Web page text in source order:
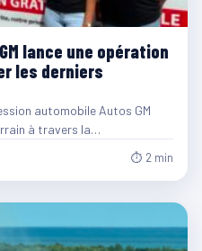
lance une opération
les derniers
automobile Autos GM
à travers la…
⏱ 2 min